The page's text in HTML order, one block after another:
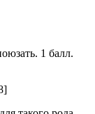
1 балл.